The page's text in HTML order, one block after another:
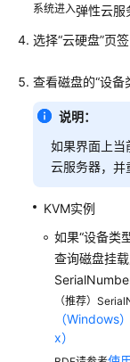
快
速
门
用
佳
系统进入弹性云服
选择“云硬盘”页
查看磁盘的“设备
说明：
如果界面上当
云服务器，并
KVM实例
如果“设备类
查询磁盘挂
（推荐）
（Windows）
x）